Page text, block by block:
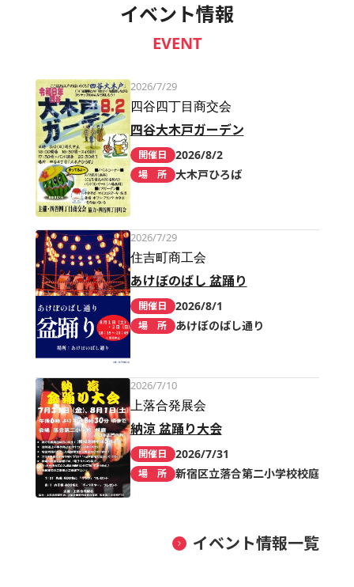
イベント情報
EVENT
2026/7/29
四谷四丁目商交会
四谷大木戸ガーデン
開催日 2026/8/2
場 所 大木戸ひろば
2026/7/29
住吉町商工会
あけぼのばし 盆踊り
開催日 2026/8/1
場 所 あけぼのばし通り
2026/7/10
上落合発展会
納涼 盆踊り大会
開催日 2026/7/31
場 所 新宿区立落合第二小学校校庭
イベント情報一覧